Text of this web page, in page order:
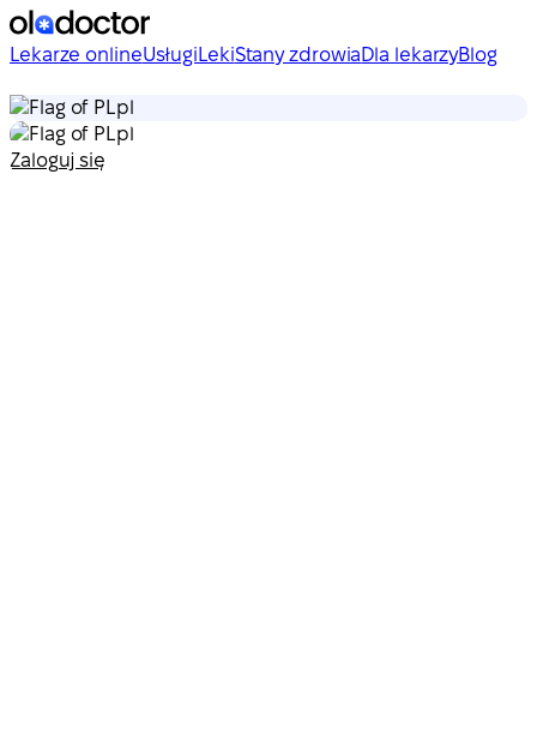
Lekarze onlineUsługi LekiStany zdrowiaDla lekarzyBlog
pl
pl
Zaloguj się